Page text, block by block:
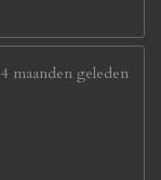
4 maanden geleden